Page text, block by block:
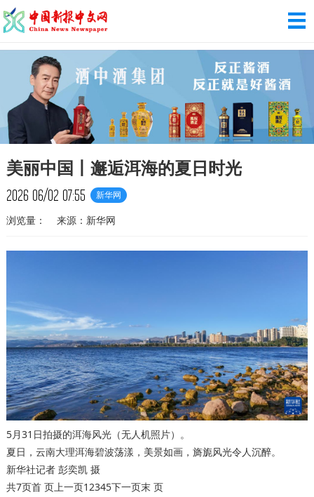
美丽中国丨邂逅洱海的夏日时光
2026 06/02 07:55 新华网
浏览量： 来源：新华网
5月31日拍摄的洱海风光（无人机照片）。
夏日，云南大理洱海碧波荡漾，美景如画，旖旎风光令人沉醉。
新华社记者 彭奕凯 摄
共7页首 页上一页1 2345下一页末 页